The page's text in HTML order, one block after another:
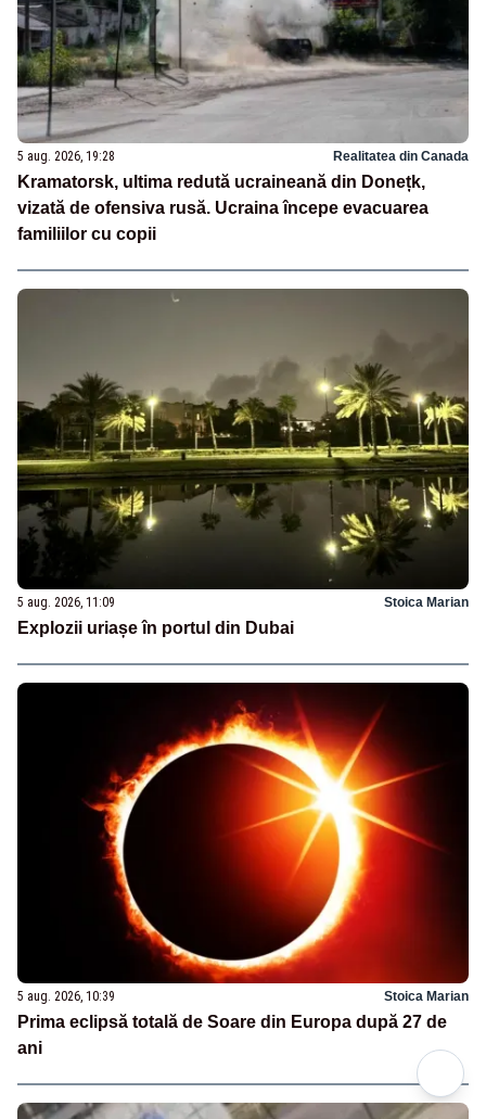
5 aug. 2026, 19:28 Realitatea din Canada
Kramatorsk, ultima redută ucraineană din Donețk,
vizată de ofensiva rusă. Ucraina începe evacuarea
familiilor cu copii
5 aug. 2026, 11:09 Stoica Marian
Explozii uriașe în portul din Dubai
5 aug. 2026, 10:39 Stoica Marian
Prima eclipsă totală de Soare din Europa după 27 de
ani